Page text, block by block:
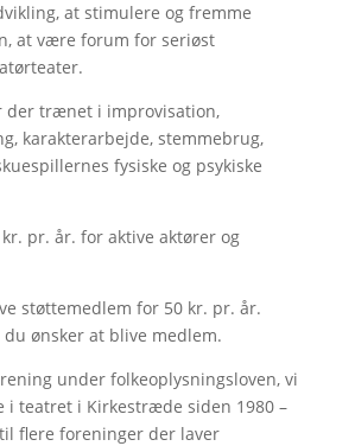
at stimulere og fremme
at være forum for seriøst
der trænet i improvisation,
karakterarbejde, stemmebrug,
fysiske og psykiske
pr. år. for aktive aktører og
støttemedlem for 50 kr. pr. år.
du ønsker at blive medlem.
under folkeoplysningsloven, vi
i teatret i Kirkestræde siden 1980 –
flere foreninger der laver